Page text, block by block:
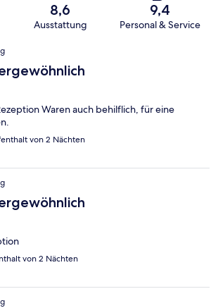
8,6
Ausstattung
9,4
Personal & Service
Waren auch behilflich, für eine
von 2 Nächten
von 2 Nächten